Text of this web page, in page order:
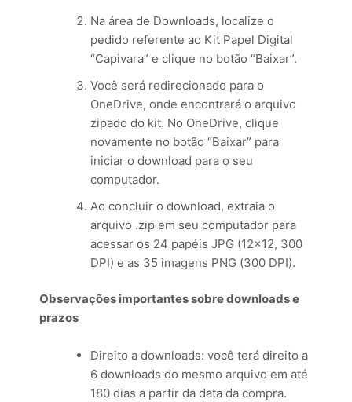
Na área de Downloads, localize o
pedido referente ao Kit Papel Digital
“Capivara” e clique no botão “Baixar”.
Você será redirecionado para o
OneDrive, onde encontrará o arquivo
zipado do kit. No OneDrive, clique
novamente no botão “Baixar” para
iniciar o download para o seu
computador.
Ao concluir o download, extraia o
arquivo .zip em seu computador para
acessar os 24 papéis JPG (12×12, 300
DPI) e as 35 imagens PNG (300 DPI).
Observações importantes sobre downloads e
prazos
Direito a downloads: você terá direito a
6 downloads do mesmo arquivo em até
180 dias a partir da data da compra.